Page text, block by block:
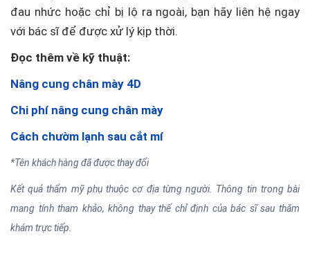
đau nhức hoặc chỉ bị lộ ra ngoài, bạn hãy liên hệ ngay
với bác sĩ để được xử lý kịp thời.
Đọc thêm về kỹ thuật:
Nâng cung chân mày 4D
Chi phí nâng cung chân mày
Cách chườm lạnh sau cắt mí
*Tên khách hàng đã được thay đổi
Kết quả thẩm mỹ phụ thuộc cơ địa từng người. Thông tin trong bài
mang tính tham khảo, không thay thế chỉ định của bác sĩ sau thăm
khám trực tiếp.